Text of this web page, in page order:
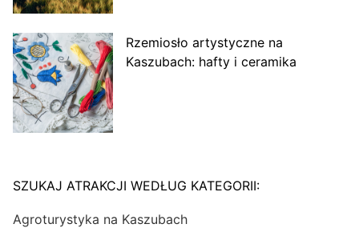
Rzemiosło artystyczne na
Kaszubach: hafty i ceramika
SZUKAJ ATRAKCJI WEDŁUG KATEGORII:
Agroturystyka na Kaszubach